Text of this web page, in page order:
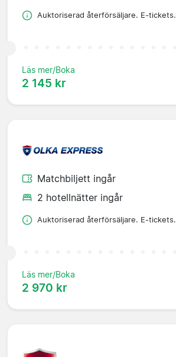
Auktoriserad återförsäljare. E-tickets.
Läs mer/Boka
2 145 kr
Matchbiljett ingår
2 hotellnätter ingår
Auktoriserad återförsäljare. E-tickets.
Läs mer/Boka
2 970 kr